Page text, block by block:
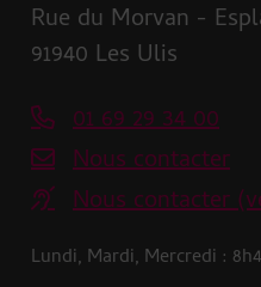
Rue du Morvan -
91940 Les Ulis
01 69 29 34 00
Nous contacter
Nous contacter
Lundi, Mardi, Mercredi :